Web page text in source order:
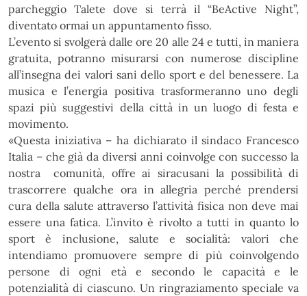
parcheggio Talete dove si terrà il “BeActive Night”,
diventato ormai un appuntamento fisso.
L’evento si svolgerà dalle ore 20 alle 24 e tutti, in maniera
gratuita, potranno misurarsi con numerose discipline
all’insegna dei valori sani dello sport e del benessere. La
musica e l’energia positiva trasformeranno uno degli
spazi più suggestivi della città in un luogo di festa e
movimento.
«Questa iniziativa – ha dichiarato il sindaco Francesco
Italia – che già da diversi anni coinvolge consuccesso la
nostra comunità, offre ai siracusani la possibilità di
trascorrere qualche ora in allegria perché prendersi
cura della salute attraverso l’attività fisica non deve mai
essere una fatica. L’invito è rivolto a tutti in quanto lo
sport è inclusione, salute e socialità: valori che
intendiamo promuovere sempre di più coinvolgendo
persone di ogni età e secondo le capacità e le
potenzialità di ciascuno. Un ringraziamento speciale va